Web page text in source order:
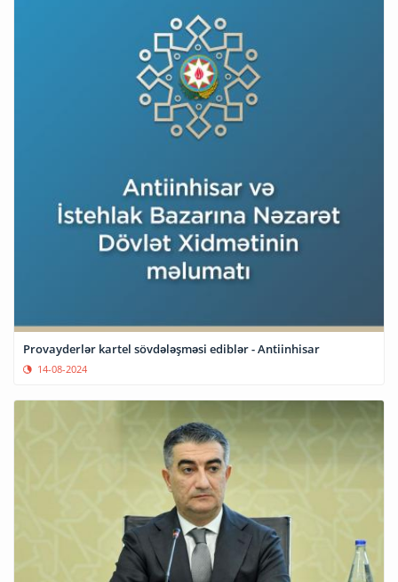
Provayderlər kartel sövdələşməsi ediblər - Antiinhisar
14-08-2024